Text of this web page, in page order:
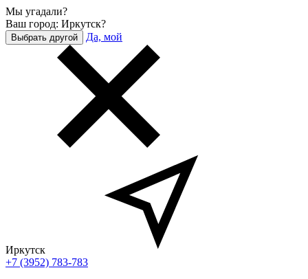
Мы угадали?
Ваш город: Иркутск?
Выбрать другой Да, мой
Иркутск
+7 (3952) 783-783